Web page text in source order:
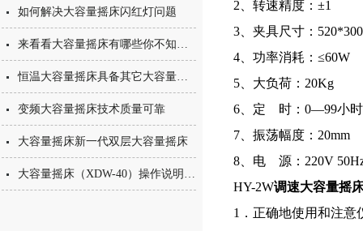
如何解决大容量摇床闪红灯问题
来看看大容量摇床有哪些你不知道的小细节
恒温大容量摇床具备其它大容量摇床所没有的特点
变频大容量摇床技术质量可靠
大容量摇床新一代双层大容量摇床
大容量摇床（XDW-40）操作说明全解析：从安装到运行的标准化流程
2、 转速精度：±1
3、 夹具尺寸：
4、功率消耗：≤60W
5、大负荷：20Kg
6、定 时：0—99小时
7、 振荡幅度：20mm
8、 电 源：220V
HY-2W调速大容量摇
1．正确地使用和注意